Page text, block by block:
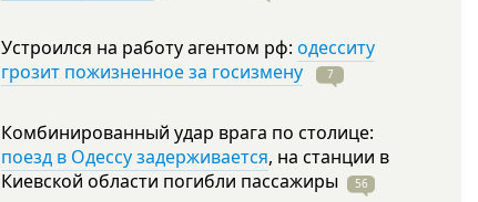
Устроился на работу агентом рф: одесситу
грозит пожизненное за госизмену
7
Комбинированный удар врага по столице:
поезд в Одессу задерживается, на станции в
Киевской области погибли пассажиры 56